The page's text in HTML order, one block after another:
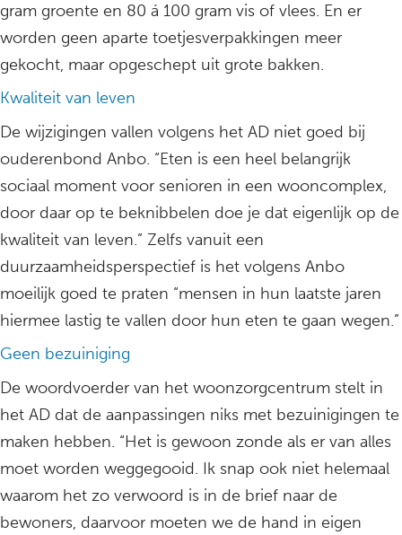
gram groente en 80 á 100 gram vis of vlees. En er
worden geen aparte toetjesverpakkingen meer
gekocht, maar opgeschept uit grote bakken.
Kwaliteit van leven
De wijzigingen vallen volgens het AD niet goed bij
ouderenbond Anbo. “Eten is een heel belangrijk
sociaal moment voor senioren in een wooncomplex,
door daar op te beknibbelen doe je dat eigenlijk op de
kwaliteit van leven.” Zelfs vanuit een
duurzaamheidsperspectief is het volgens Anbo
moeilijk goed te praten “mensen in hun laatste jaren
hiermee lastig te vallen door hun eten te gaan wegen.”
Geen bezuiniging
De woordvoerder van het woonzorgcentrum stelt in
het AD dat de aanpassingen niks met bezuinigingen te
maken hebben. “Het is gewoon zonde als er van alles
moet worden weggegooid. Ik snap ook niet helemaal
waarom het zo verwoord is in de brief naar de
bewoners, daarvoor moeten we de hand in eigen